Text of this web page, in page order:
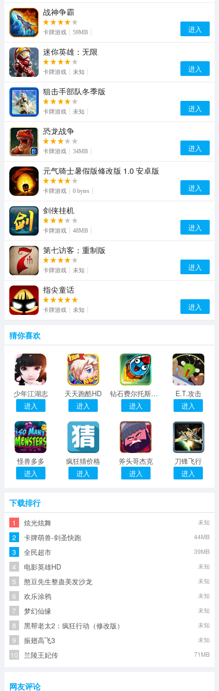
战神争霸
卡牌游戏 59MB 进入
迷你英雄：无限
卡牌游戏 未知 进入
狙击手部队冬季版
卡牌游戏 未知 进入
恐龙战争
卡牌游戏 34MB 进入
元气骑士暑假版修改版 1.0 安卓版
卡牌游戏 0 bytes 进入
剑侠挂机
卡牌游戏 48MB 进入
第七访客：重制版
卡牌游戏 未知 进入
指尖童话
卡牌游戏 未知 进入
猜你喜欢
少年江湖志
进入
天天跑酷HD
进入
钻石费尔托斯特2
进入
E.T.攻击
进入
怪兽多多
进入
疯狂猜价格
进入
斧头哥杰克
进入
刀锋飞行
进入
下载排行
1 炫光炫舞 未知
2 卡牌萌兽-剑圣快跑 44MB
3 全民超市 39MB
4 电影英雄HD 未知
5 憨豆先生整蛊美发沙龙 未知
6 欢乐涂鸦 未知
7 梦幻仙缘 未知
8 黑帮老太2：疯狂行动（修改版） 未知
9 振翅高飞3 未知
10 兰陵王妃传 71MB
网友评论